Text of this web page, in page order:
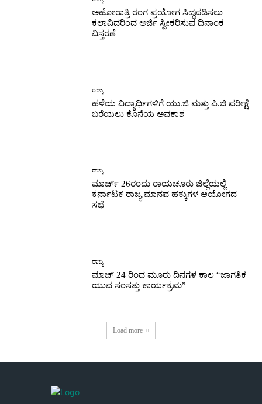
ಅಹೋರಾತ್ರಿ ರಂಗ ಪ್ರಯೋಗ ಸಿದ್ಧಪಡಿಸಲು
ಕಲಾವಿದರಿಂದ ಅರ್ಜಿ ಸ್ವೀಕರಿಸುವ ದಿನಾಂಕ
ವಿಸ್ತರಣೆ
ರಾಜ್ಯ
ಹಳೆಯ ವಿದ್ಯಾರ್ಥಿಗಳಿಗೆ ಯು.ಜಿ ಮತ್ತು ಪಿ.ಜಿ ಪರೀಕ್ಷೆ
ಬರೆಯಲು ಕೊನೆಯ ಅವಕಾಶ
ರಾಜ್ಯ
ಮಾರ್ಚ್ 26ರಂದು ರಾಯಚೂರು ಜಿಲ್ಲೆಯಲ್ಲಿ
ಕರ್ನಾಟಕ ರಾಜ್ಯ ಮಾನವ ಹಕ್ಕುಗಳ ಆಯೋಗದ
ಸಭೆ
ರಾಜ್ಯ
ಮಾಚ್ 24 ರಿಂದ ಮೂರು ದಿನಗಳ ಕಾಲ “ಜಾಗತಿಕ
ಯುವ ಸಂಸತ್ತು ಕಾರ್ಯಕ್ರಮ”
Load more